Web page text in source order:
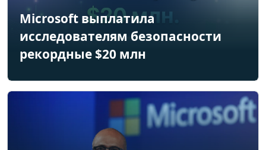
Microsoft выплатила
исследователям безопасности
рекордные $20 млн